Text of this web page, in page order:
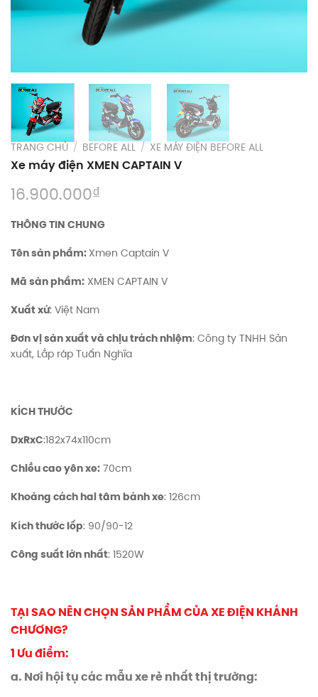
TRANG CHỦ / BEFORE ALL / XE MÁY ĐIỆN BEFORE ALL
Xe máy điện XMEN CAPTAIN V
16.900.000₫
THÔNG TIN CHUNG
Tên sản phẩm: Xmen Captain V
Mã sản phẩm: XMEN CAPTAIN V
Xuất xứ: Việt Nam
Đơn vị sản xuất và chịu trách nhiệm: Công ty TNHH Sản
xuất, Lắp ráp Tuấn Nghĩa
KÍCH THƯỚC
DxRxC:182x74x110cm
Chiều cao yên xe: 70cm
Khoảng cách hai tâm bánh xe: 126cm
Kích thước lốp: 90/90-12
Công suất lớn nhất: 1520W
TẠI SAO NÊN CHỌN SẢN PHẨM CỦA XE ĐIỆN KHÁNH
CHƯƠNG?
1 Ưu điểm:
a. Nơi hội tụ các mẫu xe rẻ nhất thị trường: